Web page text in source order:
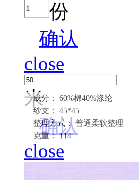
成分： 60%棉40%涤纶
纱支： 45*45
整理方式： 普通柔软整理
克重： 114
份
确认
close
米
确认
close